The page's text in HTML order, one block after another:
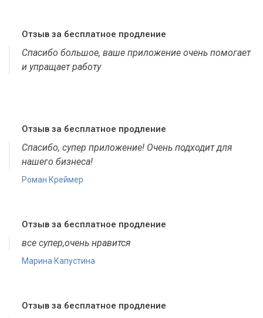
Отзыв за бесплатное продление
Спасибо большое, ваше приложение очень помогает
и упращает работу
Отзыв за бесплатное продление
Спасибо, супер приложение! Очень подходит для
нашего бизнеса!
Роман Креймер
Отзыв за бесплатное продление
все супер,очень нравится
Марина Капустина
Отзыв за бесплатное продление